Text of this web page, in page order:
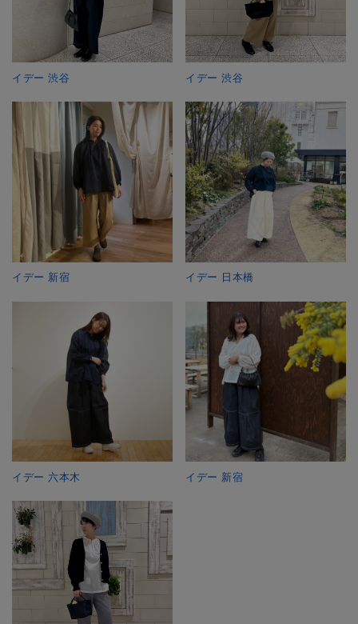
イデー 渋谷 イデー 渋谷
イデー 新宿 イデー 日本橋
イデー 六本木 イデー 新宿